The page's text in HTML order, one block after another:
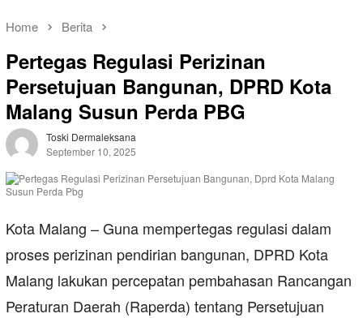
Home Berita
Pertegas Regulasi Perizinan
Persetujuan Bangunan, DPRD Kota
Malang Susun Perda PBG
Toski Dermaleksana
September 10, 2025
Kota Malang – Guna mempertegas regulasi dalam
proses perizinan pendirian bangunan, DPRD Kota
Malang lakukan percepatan pembahasan Rancangan
Peraturan Daerah (Raperda) tentang Persetujuan